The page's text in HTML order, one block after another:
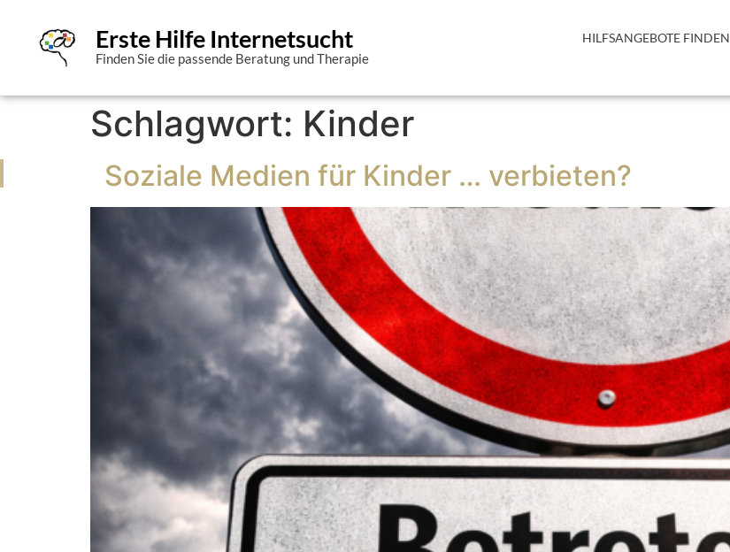
Erste Hilfe Internetsucht
Finden Sie die passende Beratung und Therapie
HILFSANGEBOTE FINDEN
Schlagwort: Kinder
Soziale Medien für Kinder … verbieten?